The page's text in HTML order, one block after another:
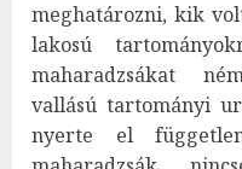
meghatározni, kik
lakosú
maharadzsákat
vallású tartományi
nyerte el